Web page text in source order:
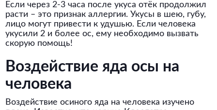
Если через 2-3 часа после укуса отёк продолжил
расти – это признак аллергии. Укусы в шею, губу,
лицо могут привести к удушью. Если человека
укусили 2 и более ос, ему необходимо вызвать
скорую помощь!
Воздействие яда осы на
человека
Воздействие осиного яда на человека изучено